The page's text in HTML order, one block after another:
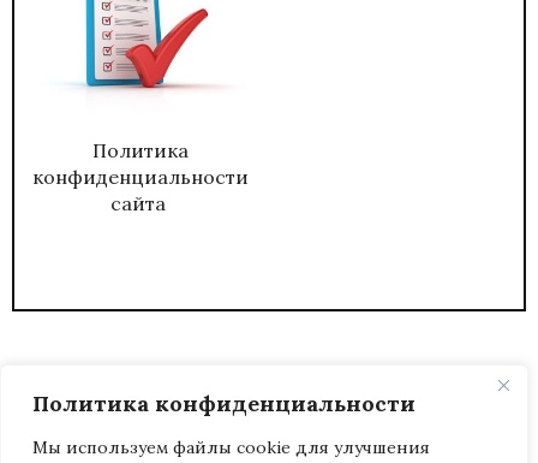
Политика конфиденциальности
Мы используем файлы cookie для улучшения
Политика
конфиденциальности
сайта